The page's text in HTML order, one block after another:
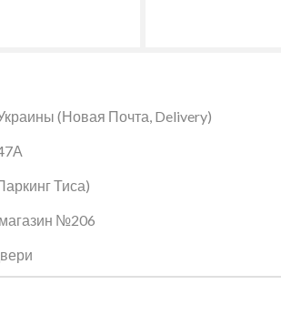
(Новая Почта, Delivery)
Тиса)
магазин №206